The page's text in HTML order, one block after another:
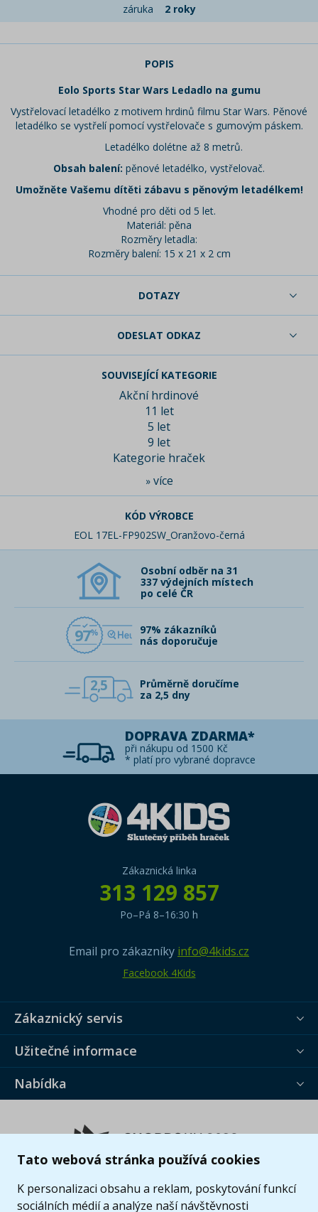
Tato webová stránka používá cookies
K personalizaci obsahu a reklam, poskytování funkcí
sociálních médií a analýze naší návštěvnosti
záruka
2 roky
POPIS
Eolo Sports Star Wars Ledadlo na gumu
Vystřelovací letadélko z motivem hrdinů filmu Star Wars. Pěnové
letadélko se vystřelí pomocí vystřelovače s gumovým páskem.
Letadélko dolétne až 8 metrů.
Obsah balení: pěnové letadélko, vystřelovač.
Umožněte Vašemu dítěti zábavu s pěnovým letadélkem!
Vhodné pro děti od 5 let.
Materiál: pěna
Rozměry letadla:
Rozměry balení: 15 x 21 x 2 cm
DOTAZY
ODESLAT ODKAZ
SOUVISEJÍCÍ KATEGORIE
Akční hrdinové
11 let
5 let
9 let
Kategorie hraček
» více
KÓD VÝROBCE
EOL 17EL-FP902SW_Oranžovo-černá
Osobní odběr na 31
337 výdejních místech
po celé ČR
97
97% zákazníků
nás doporučuje
2,5
Průměrně doručíme
za 2,5 dny
DOPRAVA ZDARMA*
při nákupu od 1500 Kč
* platí pro vybrané dopravce
Zákaznická linka
313 129 857
Po–Pá 8–16:30 h
Email pro zákazníky info@4kids.cz
Facebook 4Kids
Zákaznický servis
Užitečné informace
Nabídka